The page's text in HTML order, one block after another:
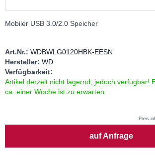
Mobiler USB 3.0/2.0 Speicher
Art.Nr.: WDBWLG0120HBK-EESN
Hersteller: WD
Verfügbarkeit:
Artikel derzeit nicht lagernd, jedoch verfügbar!
ca. einer Woche ist zu erwarten
Preis
auf Anfrage